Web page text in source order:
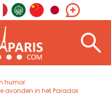
humor
avonden in het Paradox